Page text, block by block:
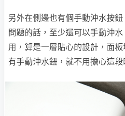
另外在側邊也有個手動沖水按
問題的話，至少還可以手動沖
用，算是一層貼心的設計，面板
有手動沖水鈕，就不用擔心這段